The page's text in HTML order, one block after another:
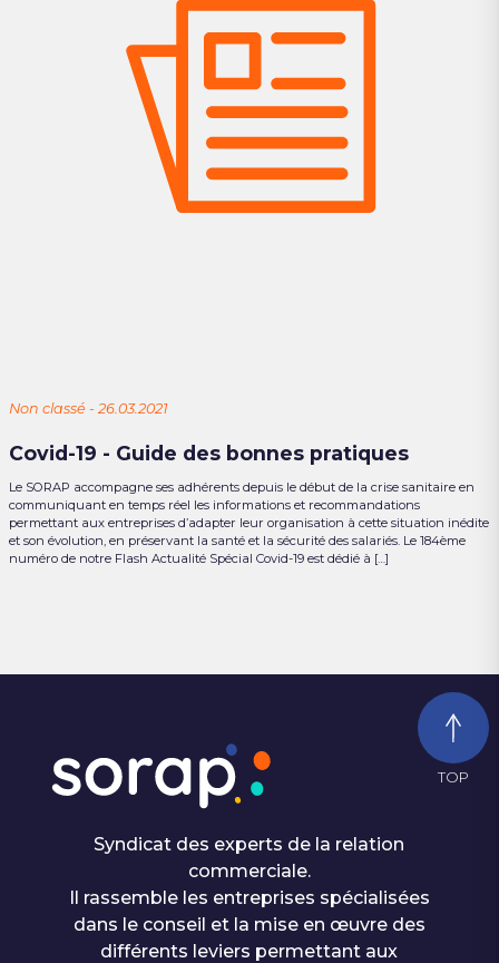
Non classé - 26.03.2021
Covid-19 - Guide des bonnes pratiques
Le SORAP accompagne ses adhérents depuis le début de la crise sanitaire en
communiquant en temps réel les informations et recommandations
permettant aux entreprises d’adapter leur organisation à cette situation inédite
et son évolution, en préservant la santé et la sécurité des salariés. Le 184ème
numéro de notre Flash Actualité Spécial Covid-19 est dédié à […]
TOP
Syndicat des experts de la relation
commerciale.
Il rassemble les entreprises spécialisées
dans le conseil et la mise en œuvre des
différents leviers permettant aux